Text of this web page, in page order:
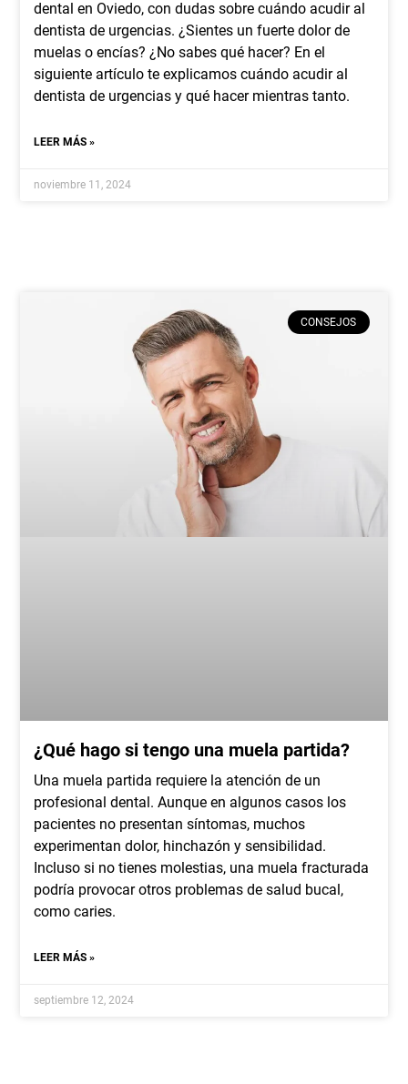
dental en Oviedo, con dudas sobre cuándo acudir al
dentista de urgencias. ¿Sientes un fuerte dolor de
muelas o encías? ¿No sabes qué hacer? En el
siguiente artículo te explicamos cuándo acudir al
dentista de urgencias y qué hacer mientras tanto.
LEER MÁS »
noviembre 11, 2024
CONSEJOS
¿Qué hago si tengo una muela partida?
Una muela partida requiere la atención de un
profesional dental. Aunque en algunos casos los
pacientes no presentan síntomas, muchos
experimentan dolor, hinchazón y sensibilidad.
Incluso si no tienes molestias, una muela fracturada
podría provocar otros problemas de salud bucal,
como caries.
LEER MÁS »
septiembre 12, 2024